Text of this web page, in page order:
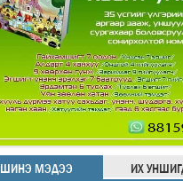
ШИНЭ МЭДЭЭ ИХ